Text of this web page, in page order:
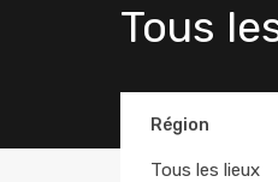
Tous
Région
Tous les lieux